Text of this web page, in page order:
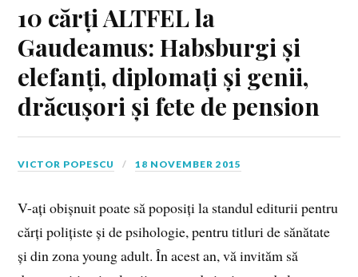
10 cărți ALTFEL la
Gaudeamus: Habsburgi și
elefanți, diplomați și genii,
drăcușori și fete de pension
VICTOR POPESCU 18 NOVEMBER 2015
V-ați obișnuit poate să poposiți la standul editurii pentru
cărți polițiste și de psihologie, pentru titluri de sănătate
și din zona young adult. În acest an, vă invităm să